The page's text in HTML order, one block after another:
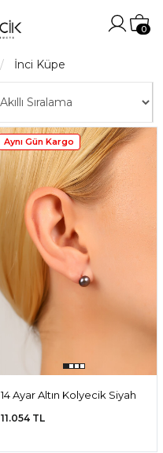
0
İnci Küpe
Aynı Gün Kargo
14 Ayar Altın Kolyecik Siyah
11.054 TL